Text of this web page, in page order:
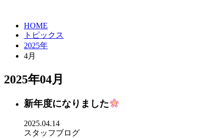
HOME
トピックス
2025年
4月
2025年04月
新年度になりました
2025.04.14
スタッフブログ